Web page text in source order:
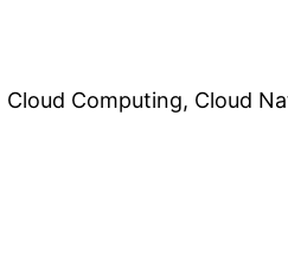
Cloud Computing, Cloud